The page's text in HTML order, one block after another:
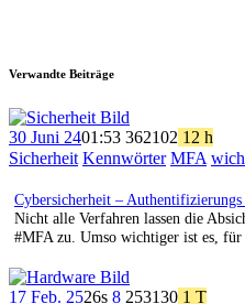
Verwandte Beiträge
30 Juni 2401:53 362102 12 h
Sicherheit Kennwörter MFA
Cybersicherheit –
Nicht alle Verfahren lassen die
#MFA zu. Umso wichtiger ist es,
17 Feb. 2526s 8 253130 1 T